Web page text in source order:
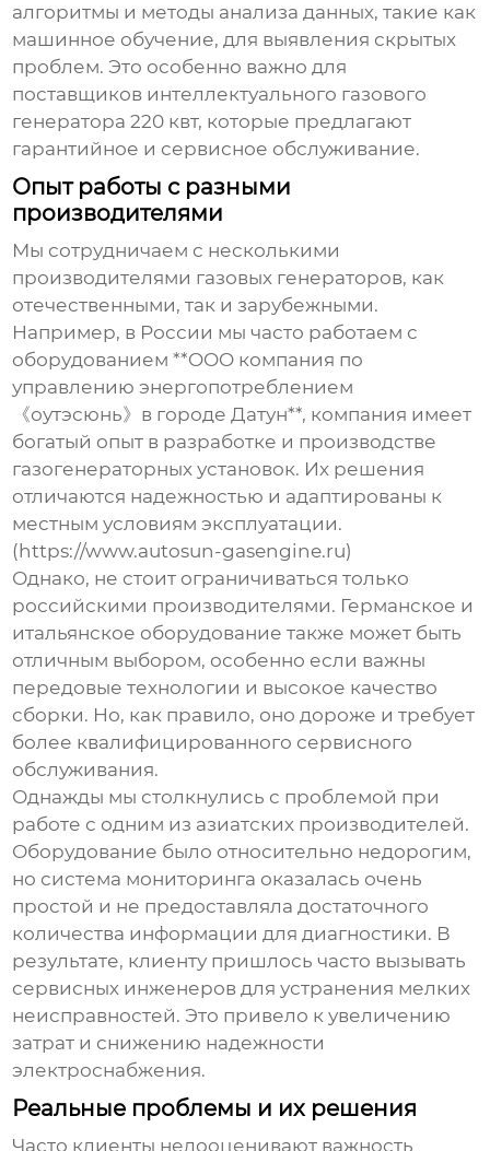
алгоритмы и методы анализа данных, такие как
машинное обучение, для выявления скрытых
проблем. Это особенно важно для
поставщиков интеллектуального газового
генератора 220 квт, которые предлагают
гарантийное и сервисное обслуживание.
Опыт работы с разными
производителями
Мы сотрудничаем с несколькими
производителями газовых генераторов, как
отечественными, так и зарубежными.
Например, в России мы часто работаем с
оборудованием **OOO компания по
управлению энергопотреблением
《оутэсюнь》в городе Датун**, компания имеет
богатый опыт в разработке и производстве
газогенераторных установок. Их решения
отличаются надежностью и адаптированы к
местным условиям эксплуатации.
(https://www.autosun-gasengine.ru)
Однако, не стоит ограничиваться только
российскими производителями. Германское и
итальянское оборудование также может быть
отличным выбором, особенно если важны
передовые технологии и высокое качество
сборки. Но, как правило, оно дороже и требует
более квалифицированного сервисного
обслуживания.
Однажды мы столкнулись с проблемой при
работе с одним из азиатских производителей.
Оборудование было относительно недорогим,
но система мониторинга оказалась очень
простой и не предоставляла достаточного
количества информации для диагностики. В
результате, клиенту пришлось часто вызывать
сервисных инженеров для устранения мелких
неисправностей. Это привело к увеличению
затрат и снижению надежности
электроснабжения.
Реальные проблемы и их решения
Часто клиенты недооценивают важность